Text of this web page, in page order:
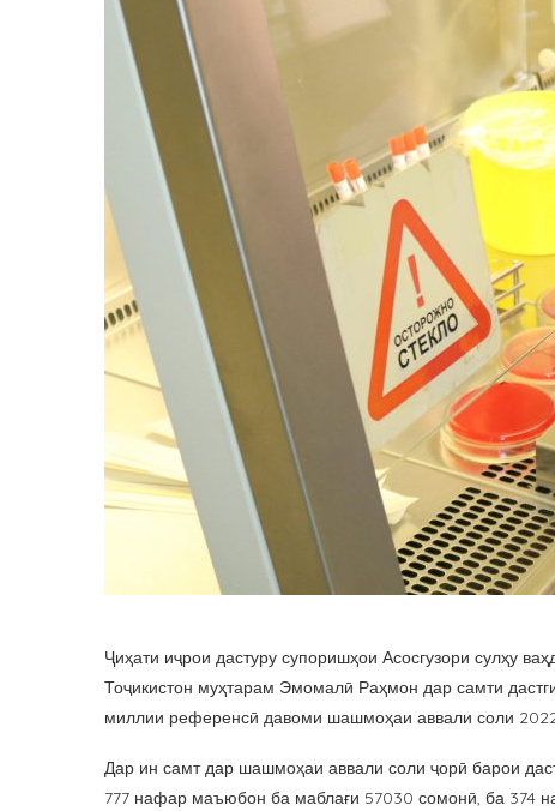
Ҷиҳати иҷрои дастуру супоришҳои Асосгузори сулҳу
Тоҷикистон муҳтарам Эмомалӣ Раҳмон дар самти
миллии референсӣ давоми шашмоҳаи аввали соли
Дар ин самт дар шашмоҳаи аввали соли ҷорӣ барои
777 нафар маъюбон ба маблағи 57030 сомонӣ, ба 374